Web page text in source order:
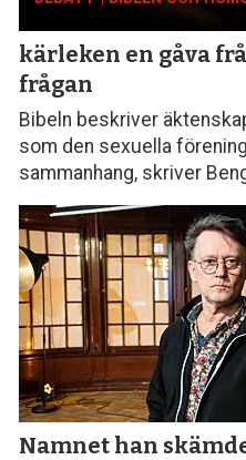
kärleken en gåva
frågan
Bibeln beskriver
som den sexuella
sammanhang, skriver
Namnet han